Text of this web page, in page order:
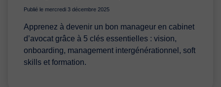
Publié le mercredi 3 décembre 2025
Apprenez à devenir un bon manageur en cabinet
d’avocat grâce à 5 clés essentielles : vision,
onboarding, management intergénérationnel, soft
skills et formation.